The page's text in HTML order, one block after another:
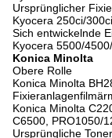
Ursprünglicher
Kyocera 250ci/300ci
Sich entwickelnde
Kyocera 5500/
Konica Minolta
Obere Rolle
Konica Minolta
Konica Minolta
C6500, PRO1050/
Ursprüngliche